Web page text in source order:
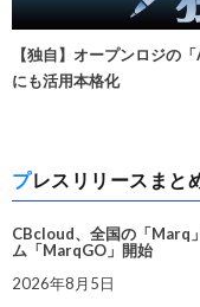
【独自】オープンロジの
にも活用本格化
プレスリリースまと
CBcloud、全国の「Marq
ム「MarqGO」開始
2026年8月5日